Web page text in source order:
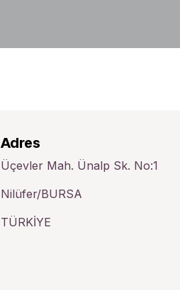
Adres
Üçevler Mah. Ünalp Sk. No:1
Nilüfer/BURSA
TÜRKİYE